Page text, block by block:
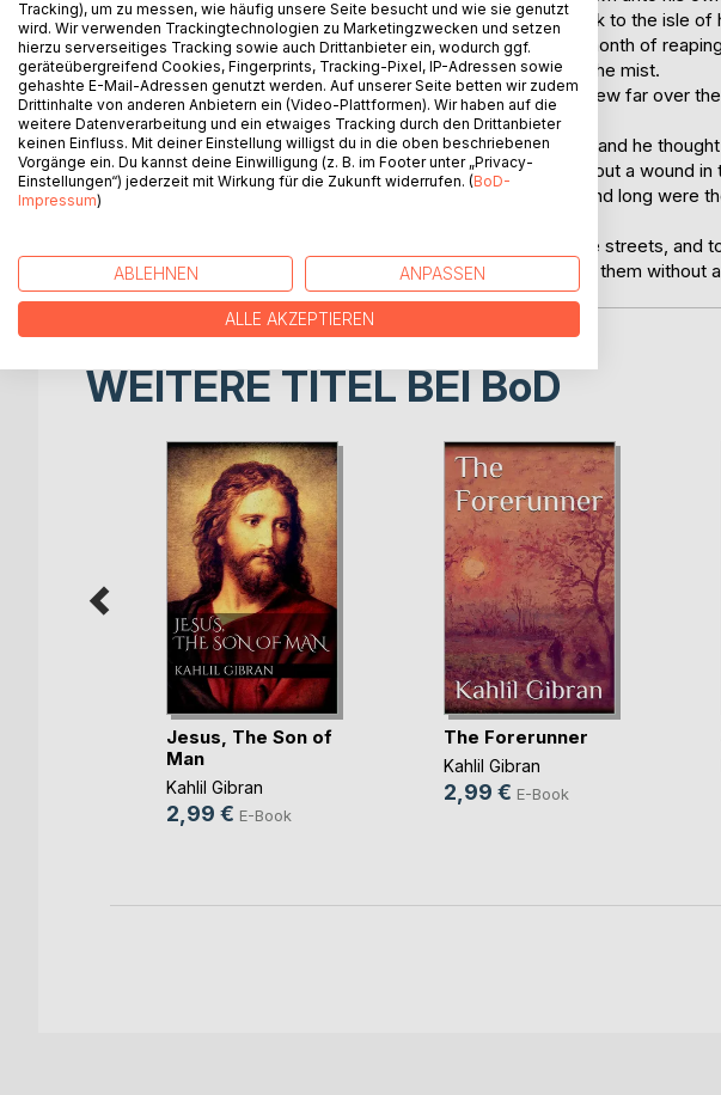
Orphalese for his ship that was to return and bear him back to the isle of
And in the twelfth year, on the seventh day of Ielool, the month of
and looked seaward; and he beheld his ship coming with the mist.
Then the gates of his heart were flung open, and his joy flew far over
the silences of his soul.
BUT as he descended the hill, a sadness came upon him, and he
How shall I go in peace and without sorrow? Nay, not without a wound in
Long were the days of pain I have spent within its walls, and long were
Too many fragments of the spirit have I scattered in these streets, and
walk naked among these hills, and I cannot withdraw from them without
WEITERE TITEL BEIBoD
Jesus, The Son of
Man
Kahlil Gibran
2,99 € E-Book
The Forerunner
Kahlil Gibran
2,99 € E-Book
Tracking), um zu messen, wie häufig unsere Seite besucht und wie sie genutzt
wird. Wir verwenden Trackingtechnologien zu Marketingzwecken und setzen
hierzu serverseitiges Tracking sowie auch Drittanbieter ein, wodurch ggf.
geräteübergreifend Cookies, Fingerprints, Tracking-Pixel, IP-Adressen sowie
gehashte E-Mail-Adressen genutzt werden. Auf unserer Seite betten wir zudem
Drittinhalte von anderen Anbietern ein (Video-Plattformen). Wir haben auf die
weitere Datenverarbeitung und ein etwaiges Tracking durch den Drittanbieter
keinen Einfluss. Mit deiner Einstellung willigst du in die oben beschriebenen
Vorgänge ein. Du kannst deine Einwilligung (z. B. im Footer unter „Privacy-
Einstellungen“) jederzeit mit Wirkung für die Zukunft widerrufen. (BoD-
Impressum)
ABLEHNEN ANPASSEN
ALLE AKZEPTIEREN